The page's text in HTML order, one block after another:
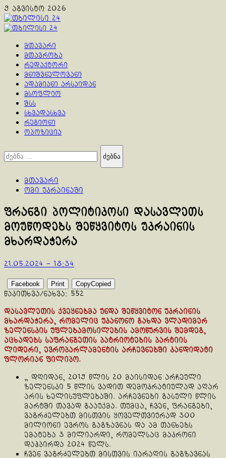
Skip
to
content
9 აგვისტო 2026
Primary
მთავარი
მთავრობა
რედაქტორი
მნიშვნელოვანი
ადამიანი არსაიდან
მსოფლიო
შსს
სხვადასხვა
რეგიონი
ოპოზიცია
ძებნა:
მთავარი
ომი უკრაინაში
ფრანგი პოლიტიკოსი დასავლეთს
მოუწოდებს შეწყვიტოს უკრაინის
მხარდაჭერა
21.05.2024 - 18:34
Facebook Print CopyCopied
წაკითხვა/ნახვა: 552
დასავლეთის ქვეყნებმა უნდა შეწყვიტონ უკრაინის
მხარდაჭერა, რომელიც უკანონო გახდა ვლადიმერ
ზელენსკის უფლებამოსილების ამოწურვის შემდეგ,
აცხადებს საფრანგეთის პატრიოტების პარტიის
ლიდერი, ევროპარლამენტის არჩევნებში კანდიდატი
ფლორიან ფილიპო.
„ დღიდან, 2019 წლის 20 მაისიდან არჩეული
ზელენსკი 5 წლის ვადით დემოკრატიულად აღარ
არის ხელისუფლებაში. არჩევნები გასული წლის
მარტში თავად გააუქმა. თუმცა, ჩვენ, ფრანგები,
ვაგრძელებთ მისთვის ყოველთვიურად 300
მილიონი ევროს გაგზავნას და ამ თანხებს
ემატება 3 მილიარდი, რომელსაც მაკრონი
დაჰპირდა 2024 წელს.
ჩვენ ვაგრძელებთ მისთვის იარაღის გაგზავნას